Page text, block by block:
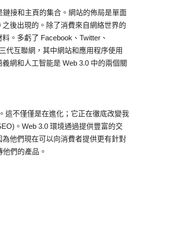
接和主頁的集合。網站的佈局是單面
後出現的。除了消費來自網絡世界的
。多虧了 Facebook、Twitter、
代互聯網，其中網站和應用程序使用
網和人工智能是 Web 3.0 中的兩個關
這不僅僅是在進化；它正在徹底改變我
。Web 3.0 環境通過提供豐富的交
他們現在可以向消費者提供更有針對
們的產品。